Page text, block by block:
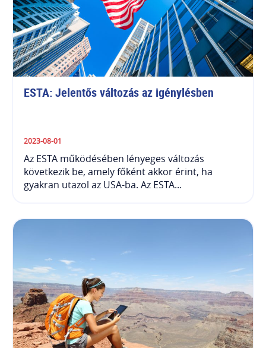
ESTA: Jelentős változás az igénylésben
2023-08-01
Az ESTA működésében lényeges változás
következik be, amely főként akkor érint, ha
gyakran utazol az USA-ba. Az ESTA...